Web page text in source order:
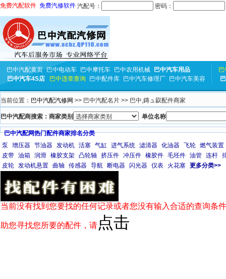
免费汽配软件 免费汽修软件 汽配号： 密码：
巴中汽配黄页 巴中电动车 巴中摩托车 巴中农用机械
巴中汽车用品
巴中汽车4S店
巴中违章查询 巴中配件库 巴中汽车修理厂 巴中汽车美容
当前位置： 巴中汽配汽修网 >> 巴中汽配名片 >> 巴中,鏄ュ叞配件商家
巴中汽配商搜索：商家类别 单位名称
巴中汽配网热门配件商家排名分类
泵
增压器 节油器 发动机 活塞 气缸 进气系统 滤清器 化油器 飞轮 燃气装置
皮带 油箱 润滑 橡胶支架 凸轮轴 挤压件 冲压件 橡胶件 毛坯件 油管 连杆
皮轮 发动机悬置 曲轴 传感器 导航 断电器 闪光器 仪表 火花塞 更多分类>>
当前没有找到您要找的任何记录或者您没有输入合适的查询条
助您寻找您所要的配件，请 点击